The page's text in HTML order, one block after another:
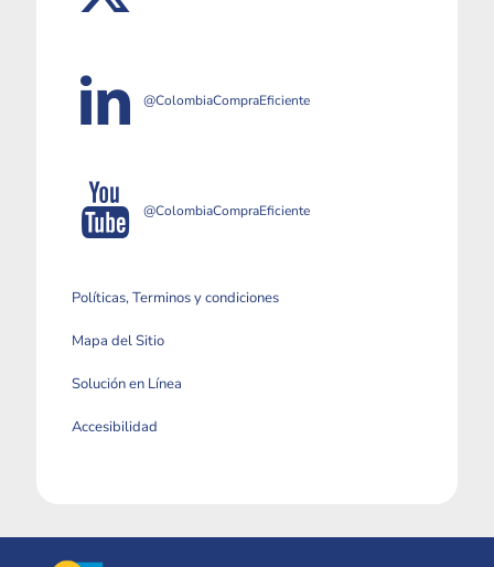
@ColombiaCompraEficiente
@ColombiaCompraEficiente
Políticas, Terminos y condiciones
Mapa del Sitio
Solución en Línea
Accesibilidad